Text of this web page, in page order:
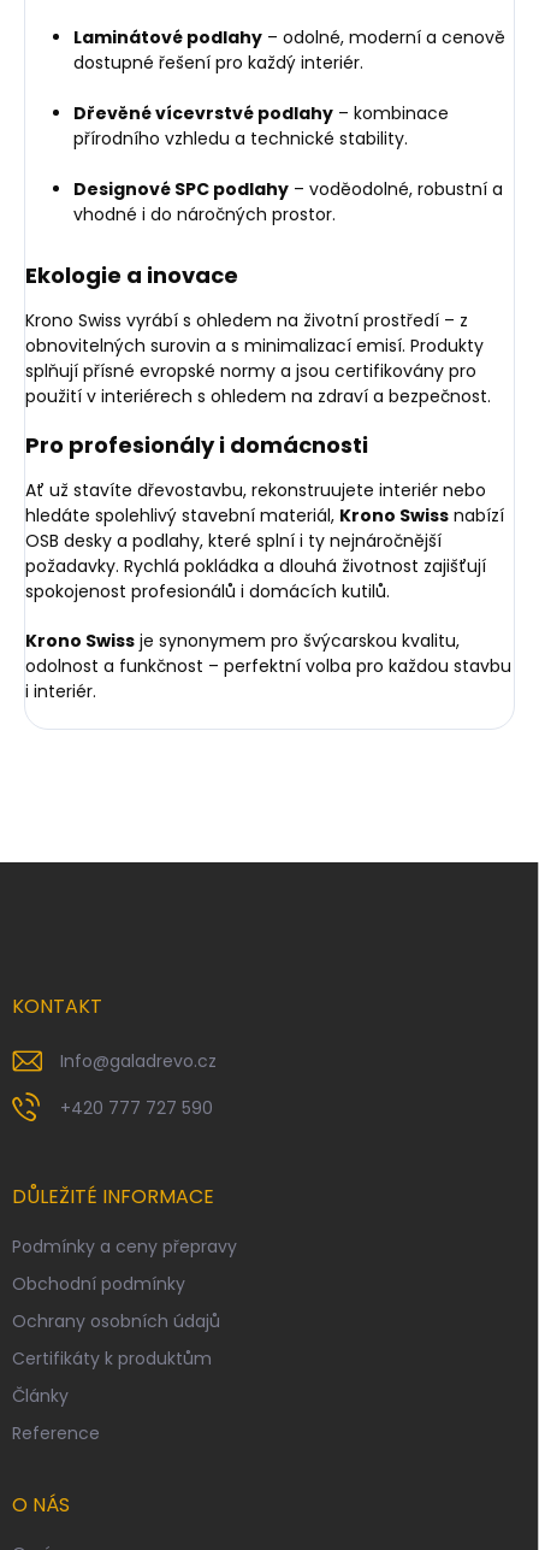
Laminátové podlahy – odolné, moderní a cenově
dostupné řešení pro každý interiér.
Dřevěné vícevrstvé podlahy – kombinace
přírodního vzhledu a technické stability.
Designové SPC podlahy – voděodolné, robustní a
vhodné i do náročných prostor.
Ekologie a inovace
Krono Swiss vyrábí s ohledem na životní prostředí – z
obnovitelných surovin a s minimalizací emisí. Produkty
splňují přísné evropské normy a jsou certifikovány pro
použití v interiérech s ohledem na zdraví a bezpečnost.
Pro profesionály i domácnosti
Ať už stavíte dřevostavbu, rekonstruujete interiér nebo
hledáte spolehlivý stavební materiál, Krono Swiss nabízí
OSB desky a podlahy, které splní i ty nejnáročnější
požadavky. Rychlá pokládka a dlouhá životnost zajišťují
spokojenost profesionálů i domácích kutilů.
Krono Swiss je synonymem pro švýcarskou kvalitu,
odolnost a funkčnost – perfektní volba pro každou stavbu
i interiér.
KONTAKT
Info@galadrevo.cz
+420 777 727 590
DŮLEŽITÉ INFORMACE
Podmínky a ceny přepravy
Obchodní podmínky
Ochrany osobních údajů
Certifikáty k produktům
Články
Reference
O NÁS